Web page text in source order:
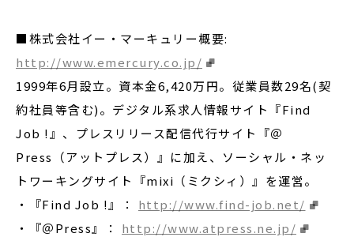
■株式会社イー・マーキュリー概要:
http://www.emercury.co.jp/
1999年6月設立。資本金6,420万円。従業員数29名(契
約社員等含む)。デジタル系求人情報サイト『Find
Job !』、プレスリリース配信代行サイト『＠
Press（アットプレス）』に加え、ソーシャル・ネッ
トワーキングサイト『mixi（ミクシィ）』を運営。
・『Find Job !』： http://www.find-job.net/
・『＠Press』： http://www.atpress.ne.jp/